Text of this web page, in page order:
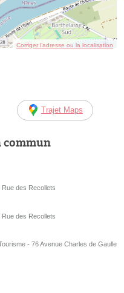
Corriger l’adresse ou la localisation
Trajet Maps
des Recollets
des Recollets
- 76 Avenue Charles de Gaulle